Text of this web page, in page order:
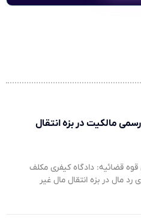
مالکیت در بزه انتقال
قضائیه: دادگاه کیفری مکلف
مال در بزه انتقال مال غیر